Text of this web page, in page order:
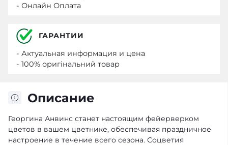
Описание
Георгина Анвинс станет настоящим фейерверком
цветов в вашем цветнике, обеспечивая праздничное
настроение в течение всего сезона. Соцветия
- Онлайн Оплата
ГАРАНТИИ
- Актуальная информация и цена
- 100% оригінальний товар